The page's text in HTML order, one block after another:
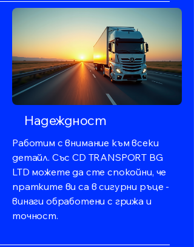
Надеждност
Работим с внимание към всеки
детайл. Със CD TRANSPORT BG
LTD можете да сте спокойни, че
пратките ви са в сигурни ръце -
винаги обработени с грижа и
точност.